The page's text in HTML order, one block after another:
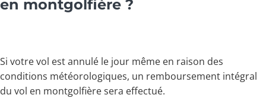
en montgolfière ?
Si votre vol est annulé le jour même en raison des
conditions météorologiques, un remboursement intégral
du vol en montgolfière sera effectué.